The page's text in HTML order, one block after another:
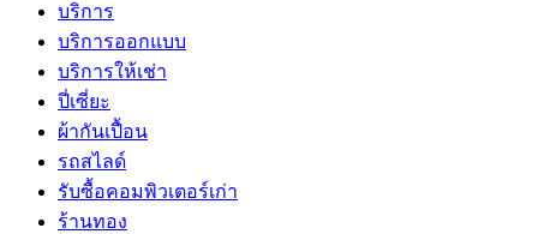
บริการ
บริการออกแบบ
บริการให้เช่า
ปี่เซี่ยะ
ผ้ากันเปื้อน
รถสไลด์
รับซื้อคอมพิวเตอร์เก่า
ร้านทอง